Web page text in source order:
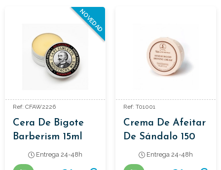
NOVEDAD
Ref: CFAW2226
Cera De Bigote
Barberism 15ml
Entrega 24-48h
Ref: T01001
Crema De Afeitar
De Sándalo 150
Entrega 24-48h